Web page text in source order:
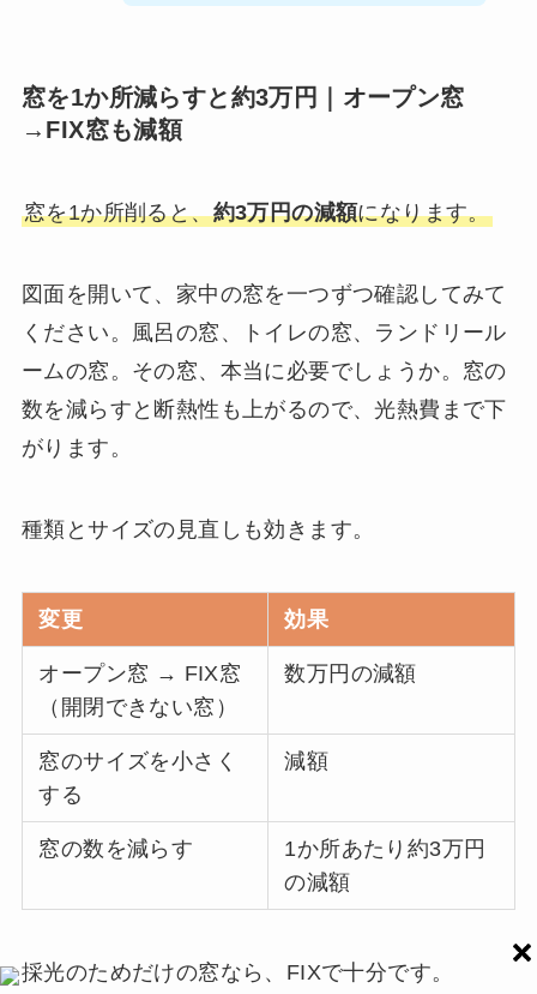
窓を1か所減らすと約3万円｜オープン窓
→FIX窓も減額
窓を1か所削ると、約3万円の減額になります。
図面を開いて、家中の窓を一つずつ確認してみて
ください。風呂の窓、トイレの窓、ランドリール
ームの窓。その窓、本当に必要でしょうか。窓の
数を減らすと断熱性も上がるので、光熱費まで下
がります。
種類とサイズの見直しも効きます。
変更 効果
オープン窓 → FIX窓
（開閉できない窓）
数万円の減額
窓のサイズを小さく
する
減額
窓の数を減らす
1か所あたり約3万円
の減額
採光のためだけの窓なら、FIXで十分です。